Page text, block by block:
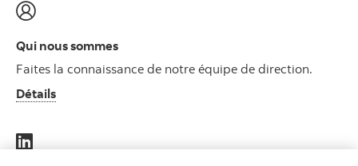
Qui nous sommes
Faites la connaissance de notre équipe de direction.
Détails